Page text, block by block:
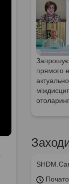
прямого